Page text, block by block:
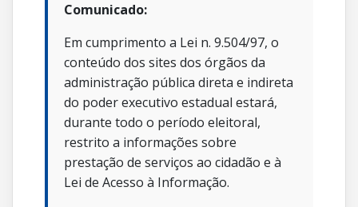
Comunicado:
Em cumprimento a Lei n. 9.504/97, o
conteúdo dos sites dos órgãos da
administração pública direta e indireta
do poder executivo estadual estará,
durante todo o período eleitoral,
restrito a informações sobre
prestação de serviços ao cidadão e à
Lei de Acesso à Informação.